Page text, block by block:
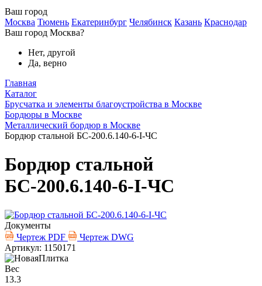
Ваш город
Москва Тюмень Екатеринбург Челябинск Казань Краснодар
Ваш город Москва?
Нет, другой
Да, верно
Главная
Каталог
Брусчатка и элементы благоустройства в Москве
Бордюры в Москве
Металлический бордюр в Москве
Бордюр стальной БС-200.6.140-6-I-ЧС
Бордюр стальной
БС-200.6.140-6-I-ЧС
Документы
Чертеж PDF
Чертеж DWG
Артикул: 1150171
Вес
13.3